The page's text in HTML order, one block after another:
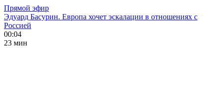
Прямой эфир
Эдуард Басурин. Европа хочет эскалации в отношениях с
Россией
00:04
23 мин